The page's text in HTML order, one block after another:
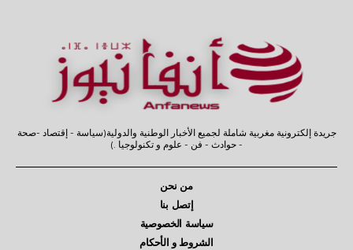
جريدة إلكترونية مغربية شاملة لجميع الأخبار الوطنية والدولية(سياسة - إقتصاد -صحة
- حوادث - فن - علوم و تكنولوجيا .)
من نحن
إتصل بنا
سياسة الخصوصية
الشروط و الأحكام